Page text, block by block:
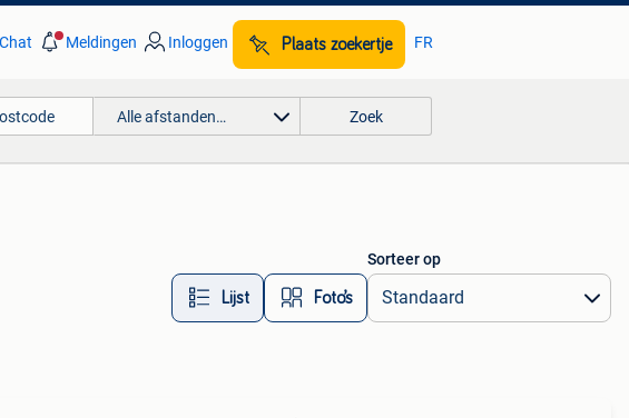
Chat Meldingen Inloggen Plaats zoekertje FR
Alle afstanden… Zoek
Lijst Foto’s
Sorteer op